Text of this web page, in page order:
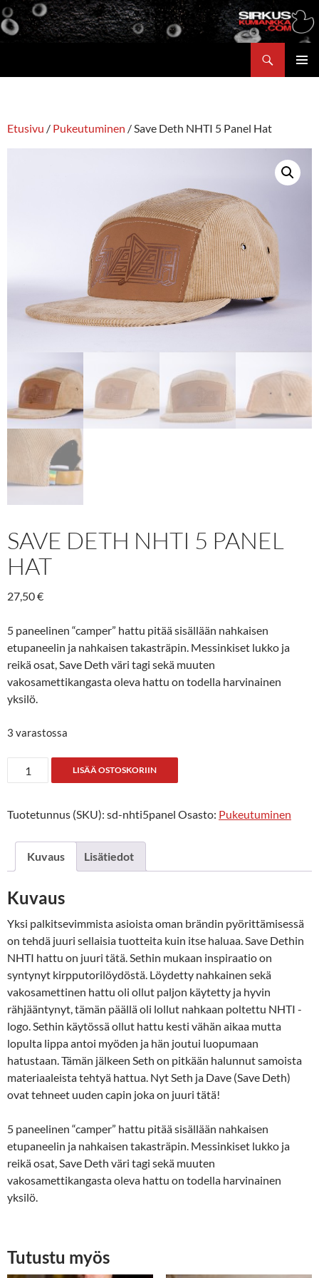
Siirry
sisältöön
Etusivu / Pukeutuminen / Save Deth NHTI 5 Panel Hat
SAVE DETH NHTI 5 PANEL
HAT
27,50€
5 paneelinen “camper” hattu pitää sisällään nahkaisen
etupaneelin ja nahkaisen takasträpin. Messinkiset lukko ja
reikä osat, Save Deth väri tagi sekä muuten
vakosamettikangasta oleva hattu on todella harvinainen
yksilö.
3 varastossa
Save
Deth
5
määrä
LISÄÄ OSTOSKORIIN
Tuotetunnus (SKU): sd-nhti5panel Osasto: Pukeutuminen
Kuvaus Lisätiedot
Kuvaus
Yksi palkitsevimmista asioista oman brändin pyörittämisessä
on tehdä juuri sellaisia tuotteita kuin itse haluaa. Save Dethin
NHTI hattu on juuri tätä. Sethin mukaan inspiraatio on
syntynyt kirpputorilöydöstä. Löydetty nahkainen sekä
vakosamettinen hattu oli ollut paljon käytetty ja hyvin
rähjääntynyt, tämän päällä oli lollut nahkaan poltettu NHTI -
logo. Sethin käytössä ollut hattu kesti vähän aikaa mutta
lopulta lippa antoi myöden ja hän joutui luopumaan
hatustaan. Tämän jälkeen Seth on pitkään halunnut samoista
materiaaleista tehtyä hattua. Nyt Seth ja Dave (Save Deth)
ovat tehneet uuden capin joka on juuri tätä!
5 paneelinen “camper” hattu pitää sisällään nahkaisen
etupaneelin ja nahkaisen takasträpin. Messinkiset lukko ja
reikä osat, Save Deth väri tagi sekä muuten
vakosamettikangasta oleva hattu on todella harvinainen
yksilö.
Tutustu myös